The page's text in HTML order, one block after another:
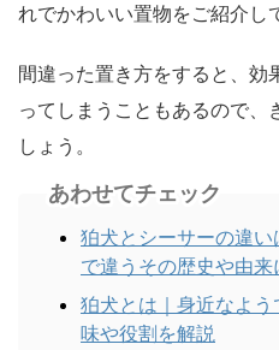
れでかわいい置物をご紹介し
間違った置き方をすると、効
ってしまうこともあるので、
しょう。
あわせてチェック
狛犬とシーサーの違
で違うその歴史や由来
狛犬とは｜身近なよ
味や役割を解説